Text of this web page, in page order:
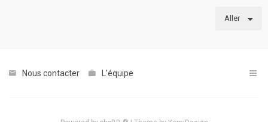
Aller
Nous contacter L’équipe